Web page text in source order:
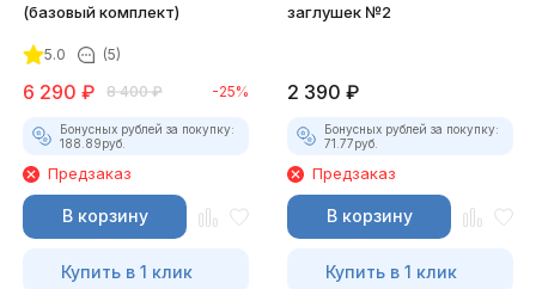
(базовый комплект)
5.0 (5)
6 290 ₽ 8 400 ₽ -25%
Бонусных рублей за покупку:
188.89руб.
Предзаказ
В корзину
Купить в 1 клик
заглушек №2
2 390 ₽
Бонусных рублей за покупку:
71.77руб.
Предзаказ
В корзину
Купить в 1 клик